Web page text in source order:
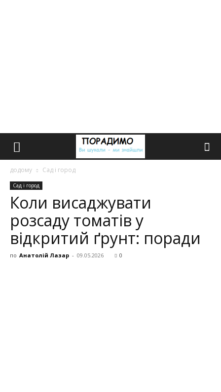
додому Сад і город
Сад і город
Коли висаджувати
розсаду томатів у
відкритий ґрунт: поради
по Анатолій Лазар - 09.05.2026 0